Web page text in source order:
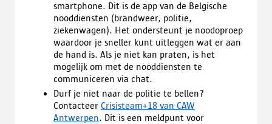
smartphone. Dit is de app van de Belgische
nooddiensten (brandweer, politie,
ziekenwagen). Het ondersteunt je noodoproep
waardoor je sneller kunt uitleggen wat er aan
de hand is. Als je niet kan praten, is het
mogelijk om met de nooddiensten te
communiceren via chat.
Durf je niet naar de politie te bellen?
Contacteer Crisisteam+18 van CAW
Antwerpen. Dit is een meldpunt voor